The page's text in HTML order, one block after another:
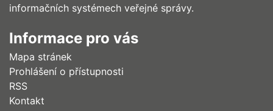
informačních systémech veřejné správy.
Informace pro vás
Mapa stránek
Prohlášení o přístupnosti
RSS
Kontakt